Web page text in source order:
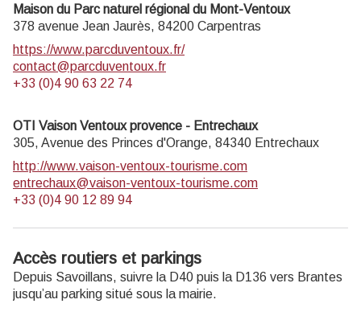
Maison du Parc naturel régional du Mont-Ventoux
378 avenue Jean Jaurès, 84200 Carpentras
https://www.parcduventoux.fr/
contact@parcduventoux.fr
+33 (0)4 90 63 22 74
OTI Vaison Ventoux provence - Entrechaux
305, Avenue des Princes d'Orange, 84340 Entrechaux
http://www.vaison-ventoux-tourisme.com
entrechaux@vaison-ventoux-tourisme.com
+33 (0)4 90 12 89 94
Accès routiers et parkings
Depuis Savoillans, suivre la D40 puis la D136 vers Brantes
jusqu’au parking situé sous la mairie.